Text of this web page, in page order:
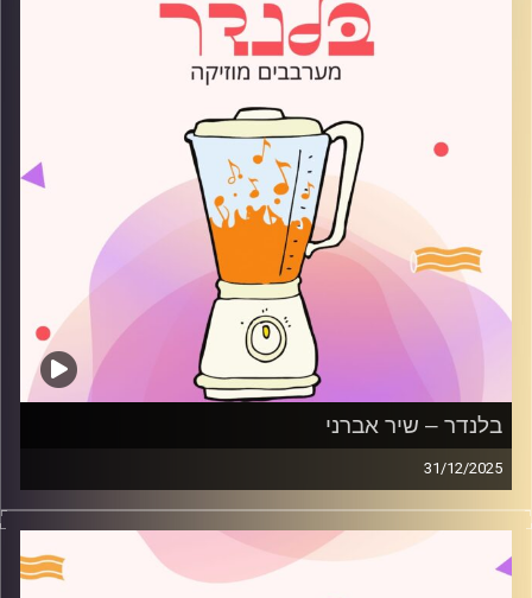
בלנדר – שיר אברני
31/12/2025
מוזיקה רגועה לפתוח איתה את הבוקר בהגשת שיר אברני
קרדיט תמונות:
AudioVersity